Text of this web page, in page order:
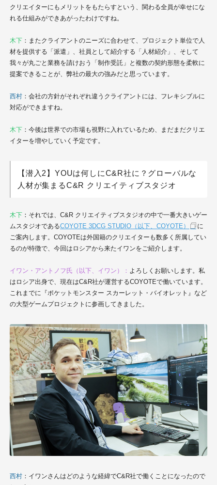
クリエイターにもメリットをもたらすという、関わる全員が幸せにな
れる仕組みができあがったわけですね。
木下 ：またクライアントのニーズに合わせて、プロジェクト単位で人
材を提供する「派遣」、社員として紹介する「人材紹介」、そして
我々が丸ごと業務を請けおう「制作受託」と複数の契約形態を柔軟に
提案できることが、弊社の最大の強みだと思っています。
西村 ：会社の方針がそれぞれ違うクライアントには、フレキシブルに
対応ができますね。
木下 ：今後は世界での市場も視野に入れているため、まだまだクリエ
イターを増やしていく予定です。
【潜入2】YOUは何しにC&R社に？グローバルな
人材が集まるC&R クリエイティブスタジオ
木下 ： それでは、C&R クリエイティブスタジオの中で一番大きいゲー
ムスタジオであるCOYOTE 3DCG STUDIO（以下、COYOTE）
に
ご案内します。COYOTEは外国籍のクリエイターも数多く所属してい
るのが特徴で、今回はロシアから来たイワンをご紹介します。
イワン・アントノフ氏（以下、イワン）： よろしくお願いします。私
はロシア出身で、現在はC&R社が運営するCOYOTEで働いています。
これまでに『ポケットモンスター スカーレット・バイオレット』など
の大型ゲームプロジェクトに参画してきました。
西村 ：イワンさんはどのような経緯でC&R社で働くことになったので